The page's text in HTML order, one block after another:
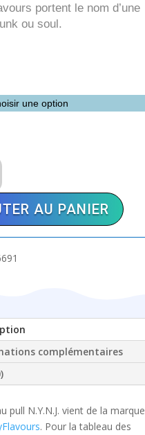
portent le nom d’une
ou soul.
AU PANIER
complémentaires
pull N.Y.N.J. vient de la marque
. Pour la tableau des